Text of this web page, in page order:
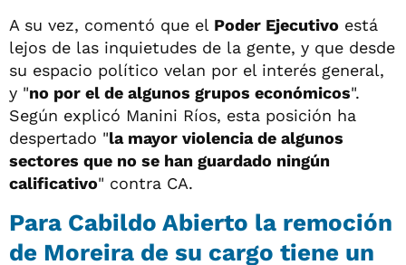
A su vez, comentó que el Poder Ejecutivo está
lejos de las inquietudes de la gente, y que desde
su espacio político velan por el interés general,
y "no por el de algunos grupos económicos".
Según explicó Manini Ríos, esta posición ha
despertado "la mayor violencia de algunos
sectores que no se han guardado ningún
calificativo" contra CA.
Para Cabildo Abierto la remoción
de Moreira de su cargo tiene un